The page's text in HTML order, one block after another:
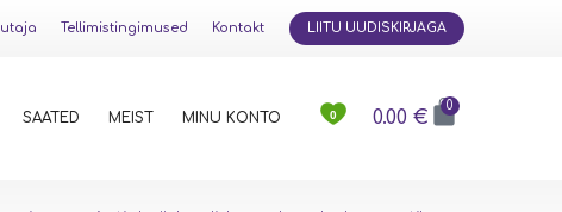
Tellimistingimused Kontakt LIITU UUDISKIRJAGA
SAATED MEIST MINU KONTO 0 0.00 €
0